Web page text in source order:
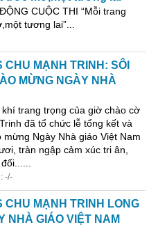
CUỘC THI “Mỗi trang
tương lai”...
MẠNH TRINH: SÔI
MỪNG NGÀY NHÀ
trang trọng của giờ chào cờ
đã tổ chức lễ tổng kết và
Ngày Nhà giáo Việt Nam
tràn ngập cảm xúc tri ân,
-/-
CHU MẠNH TRINH LONG
NHÀ GIÁO VIỆT NAM